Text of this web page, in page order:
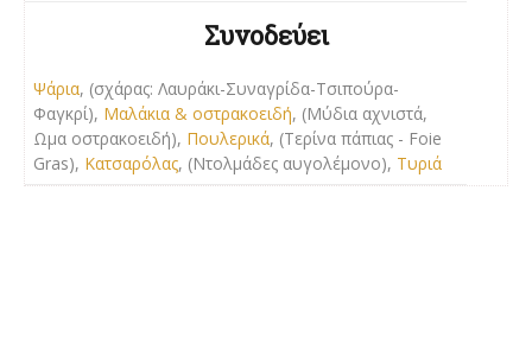
Συνοδεύει
Ψάρια, (σχάρας: Λαυράκι-Συναγρίδα-Τσιπούρα-
Φαγκρί), Μαλάκια & οστρακοειδή, (Μύδια αχνιστά,
Ωμα οστρακοειδή), Πουλερικά, (Τερίνα πάπιας - Foie
Gras), Κατσαρόλας, (Ντολμάδες αυγολέμονο), Τυριά